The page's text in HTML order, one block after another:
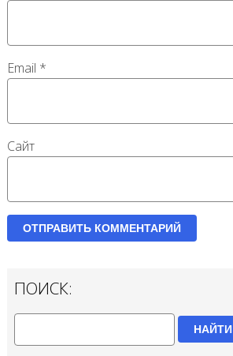
Email *
Сайт
ПОИСК:
НАЙТИ